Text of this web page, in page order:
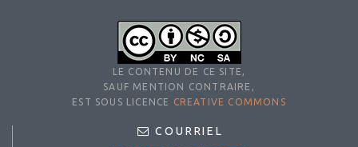
LE CONTENU DE CE SITE,
SAUF MENTION CONTRAIRE,
EST SOUS LICENCE
CREATIVE COMMONS
COURRIEL